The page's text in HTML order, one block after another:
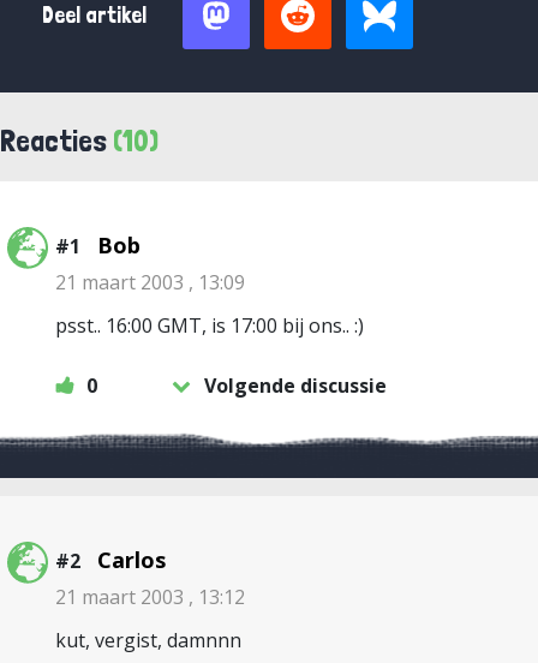
Deel artikel
Reacties (10)
#1 Bob
21 maart 2003 , 13:09
psst.. 16:00 GMT, is 17:00 bij ons.. :)
0 Volgende discussie
#2 Carlos
21 maart 2003 , 13:12
kut, vergist, damnnn